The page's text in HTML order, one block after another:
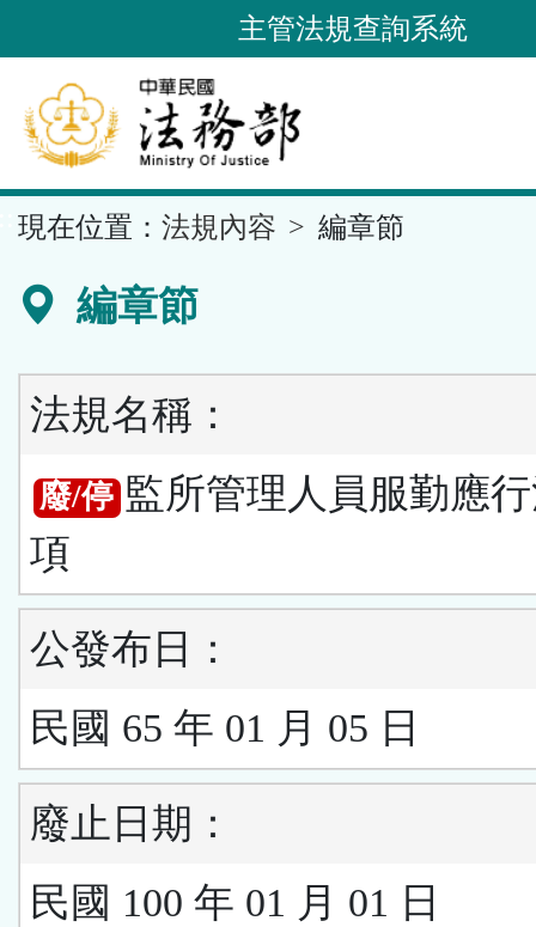
到
要
內
容
區
主管法規查詢系統
現在位置： 法規內容 編章節
編章節
法規名稱：
廢/停 監所管理人員服勤應
項
公發布日：
民國 65 年 01 月 05 日
廢止日期：
民國 100 年 01 月 01 日